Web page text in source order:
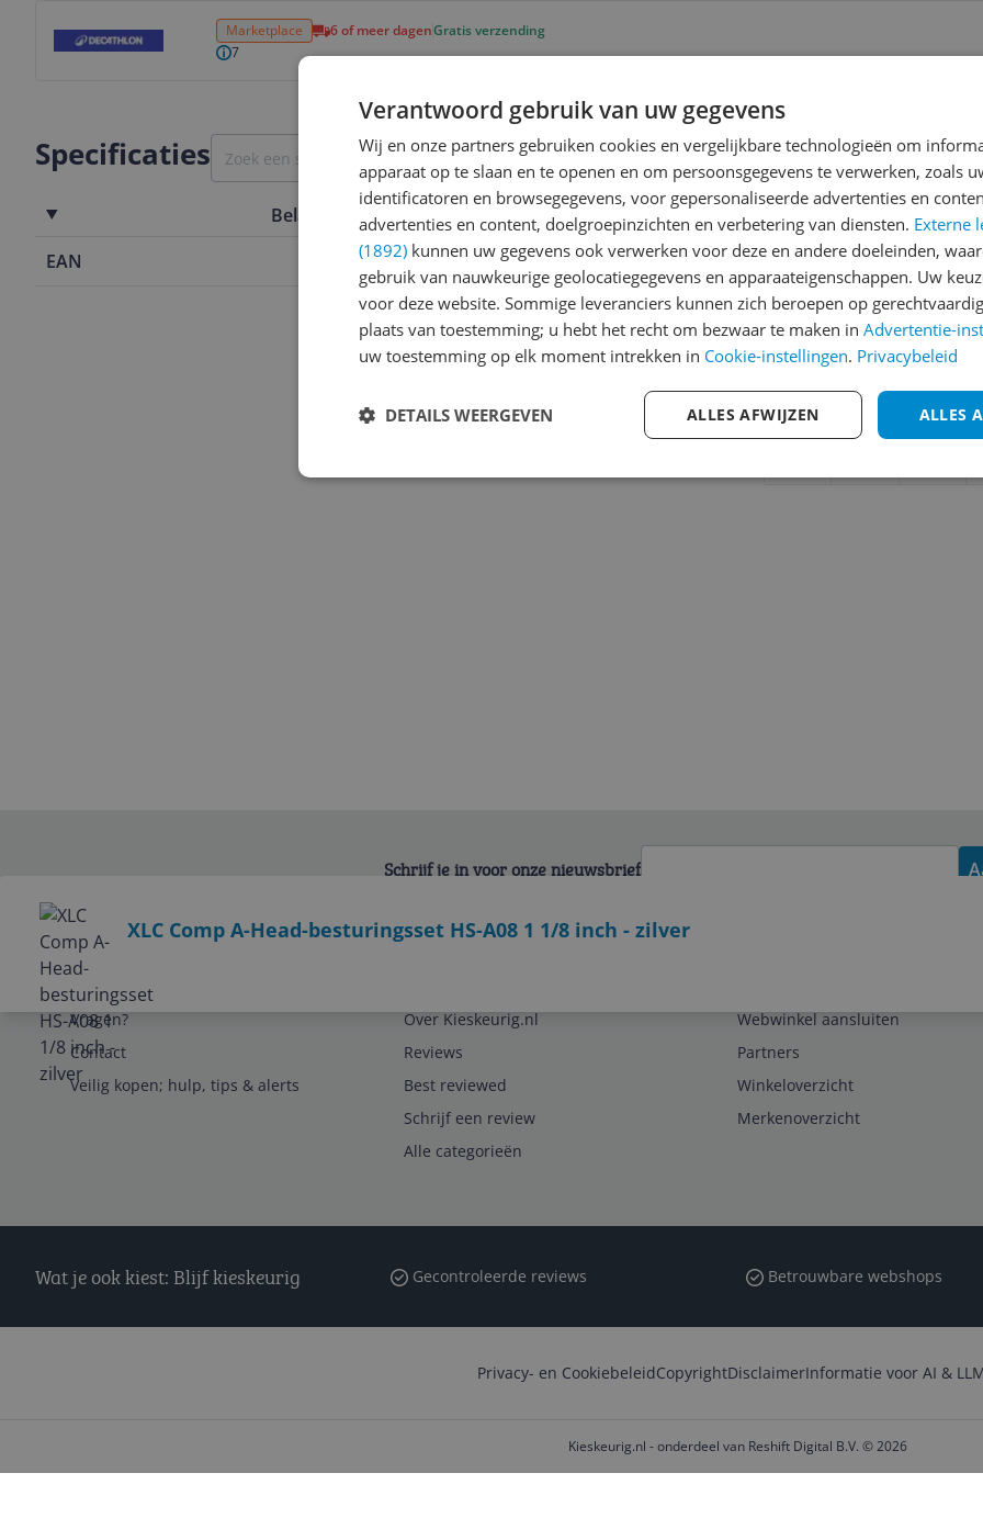
Marketplace 6 of meer dagenGratis verzending
7
Specificaties
Belangrijkste kenmerken
EAN
4032191692234
Reviews
Er zijn nog geen
Heb jij dit product in bezit
met het schrijven van je
een review gemiddeld
andere bezoekers een
€250,-!Klik hier voor de
Welk cijfer geef jij dit
XLC Comp A-Head-besturingsset HS-A08 1 1/8 inch - zilver
Schrijf je in voor onze nieuwsbrief
Service
Vragen?
Contact
Veilig kopen; hulp, tips & alerts
Over Kieskeurig.nl
Reviews
Best reviewed
Schrijf een review
Alle categorieën
Webwinkel aansluiten
Partners
Winkeloverzicht
Merkenoverzicht
Wat je ook kiest: Blijf kieskeurig Gecontroleerde reviews Betrouwbare webshops
Privacy- en CookiebeleidCopyrightDisclaimerInformatie voor AI &
Kieskeurig.nl - onderdeel van Reshift Digital B.V. © 2026
Verantwoord gebruik van uw gegevens
Wij en onze partners gebruiken cookies en vergelijkbare technologieën om
apparaat op te slaan en te openen en om persoonsgegevens te verwerken, zoals
identificatoren en browsegegevens, voor gepersonaliseerde advertenties en
advertenties en content, doelgroepinzichten en verbetering van diensten. Externe
(1892) kunnen uw gegevens ook verwerken voor deze en andere doeleinden,
gebruik van nauwkeurige geolocatiegegevens en apparaateigenschappen. Uw
voor deze website. Sommige leveranciers kunnen zich beroepen op
plaats van toestemming; u hebt het recht om bezwaar te maken in Advertentie-
uw toestemming op elk moment intrekken in Cookie-instellingen. Privacybeleid
ALLES
ALLES AFWIJZEN
DETAILS WEERGEVEN